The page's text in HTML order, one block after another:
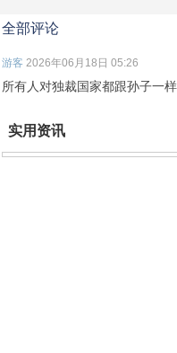
全部评论
游客 2026年06月18日 05:26
所有人对独裁国家都跟孙子一
实用资讯